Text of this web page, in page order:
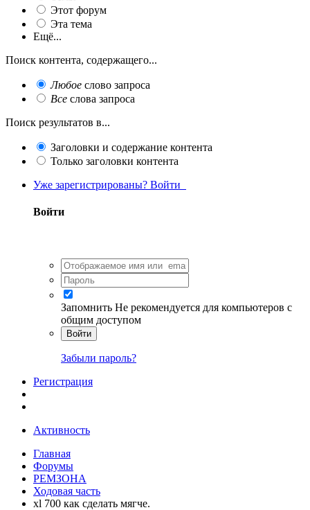
Этот форум
Эта тема
Ещё...
Поиск контента, содержащего...
Любое слово запроса
Все слова запроса
Поиск результатов в...
Заголовки и содержание контента
Только заголовки контента
Уже зарегистрированы? Войти
Войти
Запомнить Не рекомендуется для компьютеров с
общим доступом
Войти
Забыли пароль?
Регистрация
Активность
Главная
Форумы
РЕМЗОНА
Ходовая часть
xl 700 как сделать мягче.